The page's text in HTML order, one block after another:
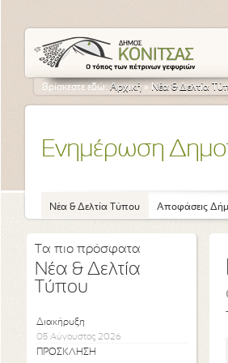
Βρίσκεστε εδώ:Αρχική » Νέα & Δελτία
Ενημέρωση
Νέα & Δελτία Τύπου Αποφάσεις
Τα πιο πρόσφατα
Νέα & Δελτία
Τύπου
Διακήρυξη
05 Αύγουστος 2026
ΠΡΟΣΚΛΗΣΗ